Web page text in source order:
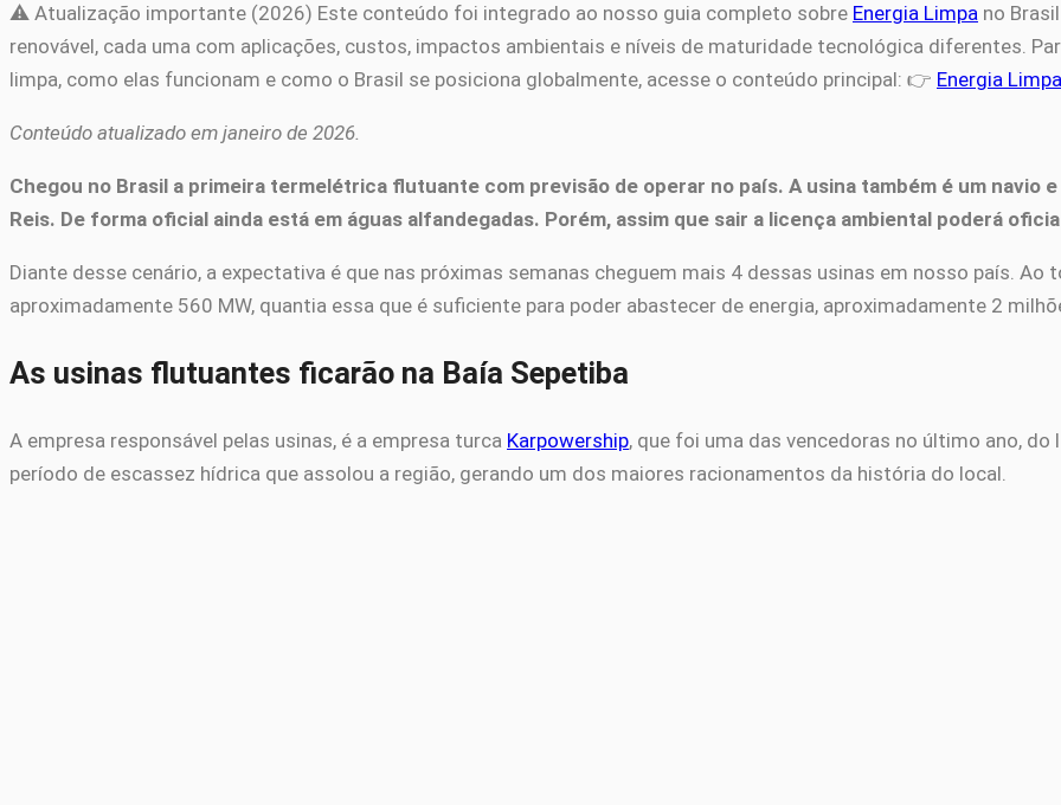
⚠️ Atualização importante (2026) Este conteúdo foi integrado ao nosso guia completo sobre Energia Limpa no
renovável, cada uma com aplicações, custos, impactos ambientais e níveis de maturidade tecnológica diferentes.
limpa, como elas funcionam e como o Brasil se posiciona globalmente, acesse o conteúdo principal: 👉 Energia
Conteúdo atualizado em janeiro de 2026.
Chegou no Brasil a primeira termelétrica flutuante com previsão de operar no país. A usina também é um navio
Reis. De forma oficial ainda está em águas alfandegadas. Porém, assim que sair a licença ambiental poderá
Diante desse cenário, a expectativa é que nas próximas semanas cheguem mais 4 dessas usinas em nosso país.
aproximadamente 560 MW, quantia essa que é suficiente para poder abastecer de energia, aproximadamente 2
As usinas flutuantes ficarão na Baía Sepetiba
A empresa responsável pelas usinas, é a empresa turca Karpowership, que foi uma das vencedoras no último ano,
período de escassez hídrica que assolou a região, gerando um dos maiores racionamentos da história do local.